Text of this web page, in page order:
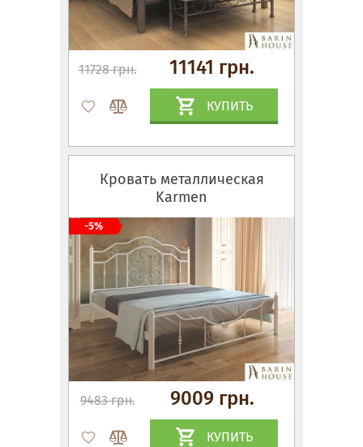
11728 грн. 11141 грн.
КУПИТЬ
Кровать металлическая
Karmen
9483 грн. 9009 грн.
КУПИТЬ
-5%